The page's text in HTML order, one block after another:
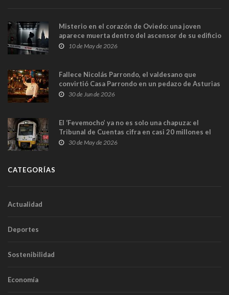
Misterio en el corazón de Oviedo: una joven
aparece muerta dentro del ascensor de su edificio
y las cámaras captan sus últimos minutos
10 de May de 2026
Fallece Nicolás Parrondo, el valdesano que
convirtió Casa Parrondo en un pedazo de Asturias
en Madrid
30 de Jun de 2026
El ‘Fevemocho’ ya no es solo una chapuza: el
Tribunal de Cuentas cifra en casi 20 millones el
sobrecoste de los trenes que no cabían por los
30 de May de 2026
CATEGORÍAS
Actualidad
Deportes
Sostenibilidad
Economía